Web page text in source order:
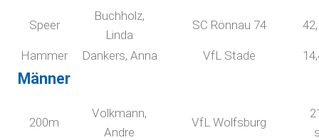
Speer
Buchholz,
Linda
SC Rönnau 74
Hammer Dankers, Anna VfL Stade
Männer
200m
Volkmann,
Andre
VfL Wolfsburg